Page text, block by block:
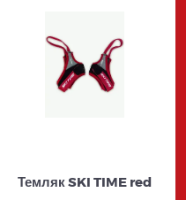
Темляк SKI TIME red